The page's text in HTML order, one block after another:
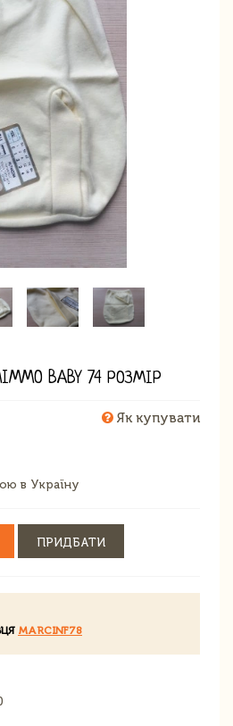
BABY 74 РОЗМІР
Як купувати
в Україну
ПРИДБАТИ
MARCINF78